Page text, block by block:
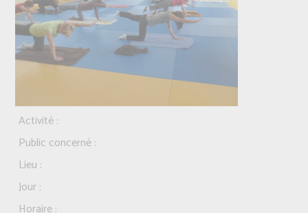
Activité :
Public concerné :
Lieu :
Jour :